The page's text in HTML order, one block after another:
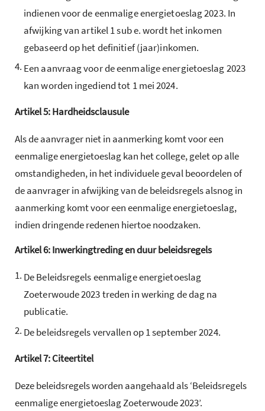
indienen voor de eenmalige energietoeslag 2023. In
afwijking van artikel 1 sub e. wordt het inkomen
gebaseerd op het definitief (jaar)inkomen.
4. Een aanvraag voor de eenmalige energietoeslag 2023
kan worden ingediend tot 1 mei 2024.
Artikel5:Hardheidsclausule
Als de aanvrager niet in aanmerking komt voor een
eenmalige energietoeslag kan het college, gelet op alle
omstandigheden, in het individuele geval beoordelen of
de aanvrager in afwijking van de beleidsregels alsnog in
aanmerking komt voor een eenmalige energietoeslag,
indien dringende redenen hiertoe noodzaken.
Artikel6:Inwerkingtreding en duur beleidsregels
1. De Beleidsregels eenmalige energietoeslag
Zoeterwoude 2023 treden in werking de dag na
publicatie.
2. De beleidsregels vervallen op 1 september 2024.
Artikel7:Citeertitel
Deze beleidsregels worden aangehaald als ‘Beleidsregels
eenmalige energietoeslag Zoeterwoude 2023’.